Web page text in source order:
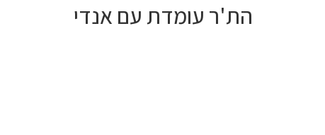
הת'ר עומדת עם אנדי